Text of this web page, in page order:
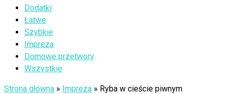
Dodatki
Łatwe
Szybkie
Impreza
Domowe przetwory
Wszystkie
Strona główna » Impreza » Ryba w cieście piwnym